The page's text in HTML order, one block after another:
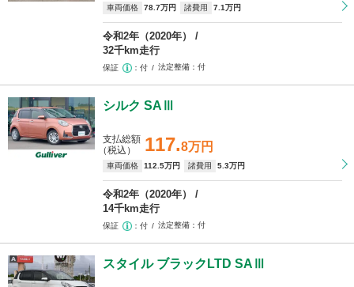
車両価格 78 .7万円 諸費用 7 .1万円
令和2年（2020年）
32千km走行
保証 付 法定整備 付
シルク SAⅢ
117.8万円
支払総額
（税込）
車両価格 112 .5万円 諸費用 5 .3万円
令和2年（2020年）
14千km走行
保証 付 法定整備 付
スタイル ブラックLTD SAⅢ